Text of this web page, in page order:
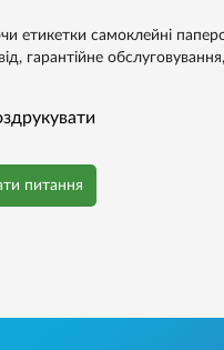
етикетки самоклейні
гарантійне
питання